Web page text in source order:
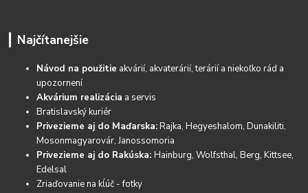
Najčítanejšie
Návod na použitie akvárií, akvaterárií, terárií a niekoľko rád a
upozornení
Akvárium realizácia a servis
Bratislavský kuriér
Privezieme aj do Maďarska:Rajka, Hegyeshalom, Dunakiliti,
Mosonmagyarovár, Janossomoria
Privezieme aj do Rakúska:Hainburg, Wolfsthal, Berg, Kittsee,
Edelsal
Zriaďovanie na kĺúč - fotky